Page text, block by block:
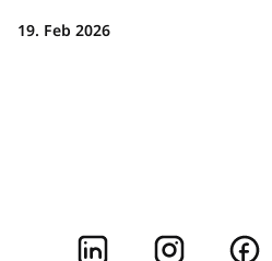
19. Feb 2026